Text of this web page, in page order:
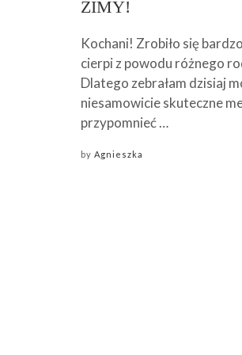
ZIMY!
Kochani! Zrobiło się
cierpi z powodu różnego
Dlatego zebrałam dzisiaj
niesamowicie skuteczne
przypomnieć …
by Agnieszka